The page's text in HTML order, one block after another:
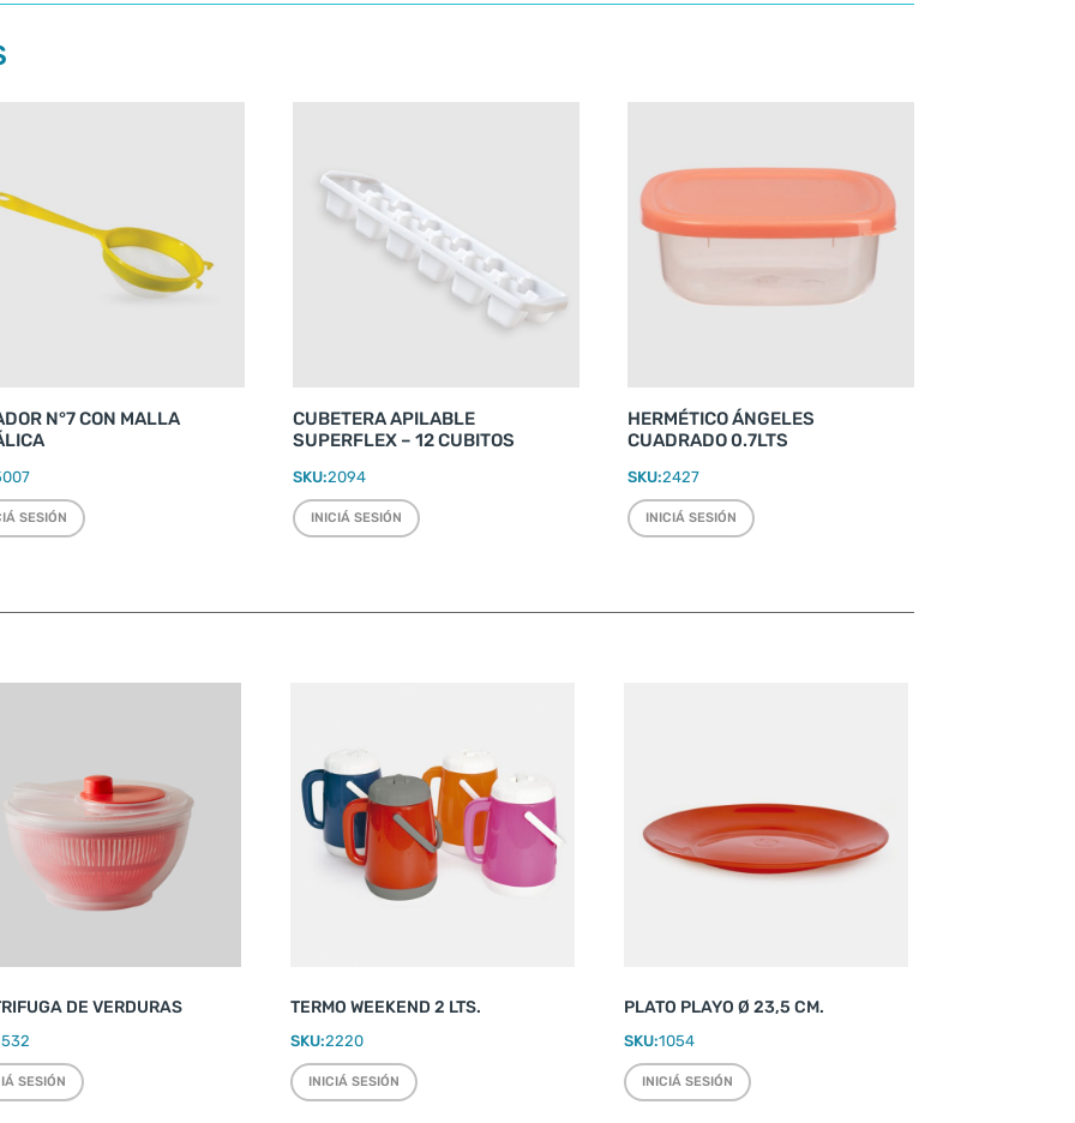
N°7 CON MALLA
SESIÓN
CUBETERA APILABLE
SUPERFLEX – 12 CUBITOS
SKU:2094
INICIÁ SESIÓN
HERMÉTICO ÁNGELES
CUADRADO 0.7LTS
SKU:2427
INICIÁ SESIÓN
DE VERDURAS
SESIÓN
TERMO WEEKEND 2 LTS.
SKU:2220
INICIÁ SESIÓN
PLATO PLAYO Ø 23,5 CM.
SKU:1054
INICIÁ SESIÓN